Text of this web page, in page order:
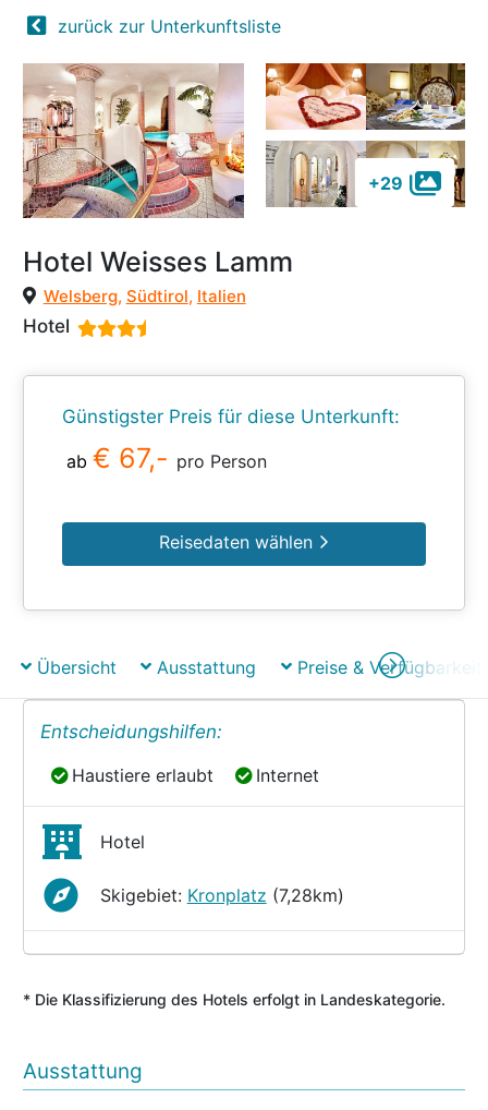
zurück zur Unterkunftsliste
+29
Hotel Weisses Lamm
Welsberg, Südtirol, Italien
Hotel
Günstigster Preis für diese Unterkunft:
ab € 67,- pro Person
Reisedaten wählen
Übersicht Ausstattung Preise & Verfügbarkeit
Entscheidungshilfen:
Haustiere erlaubt
Haustiere erlaubt Internet
Internet
Hotel
Skigebiet: Kronplatz (7,28km)
* Die Klassifizierung des Hotels erfolgt in Landeskategorie.
Ausstattung